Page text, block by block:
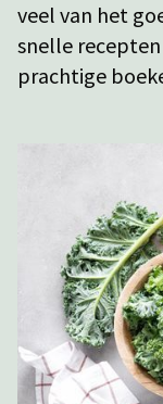
veel van het
snelle recepten
prachtige